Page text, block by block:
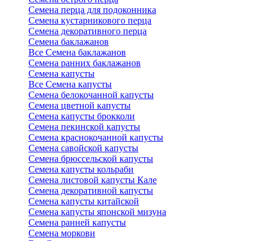
Семена перца для подоконника
Семена кустарникового перца
Семена декоративного перца
Семена баклажанов
Все Семена баклажанов
Семена ранних баклажанов
Семена капусты
Все Семена капусты
Семена белокочанной капусты
Семена цветной капусты
Семена капусты брокколи
Семена пекинской капусты
Семена краснокочанной капусты
Семена савойской капусты
Семена брюссельской капусты
Семена капусты кольраби
Семена листовой капусты Кале
Семена декоративной капусты
Семена капусты китайской
Семена капусты японской мизуна
Семена ранней капусты
Семена моркови